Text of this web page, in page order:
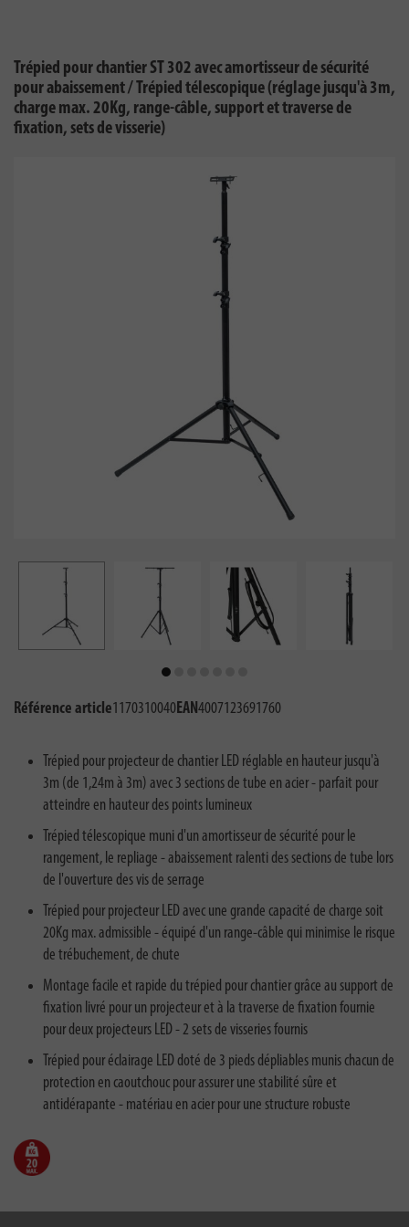
Trépied pour chantier ST 302 avec amortisseur de sécurité
pour abaissement / Trépied télescopique (réglage jusqu'à 3m,
charge max. 20Kg, range-câble, support et traverse de
fixation, sets de visserie)
Référence article1170310040EAN4007123691760
Trépied pour projecteur de chantier LED réglable en hauteur jusqu'à
3m (de 1,24m à 3m) avec 3 sections de tube en acier - parfait pour
atteindre en hauteur des points lumineux
Trépied télescopique muni d'un amortisseur de sécurité pour le
rangement, le repliage - abaissement ralenti des sections de tube lors
de l'ouverture des vis de serrage
Trépied pour projecteur LED avec une grande capacité de charge soit
20Kg max. admissible - équipé d'un range-câble qui minimise le risque
de trébuchement, de chute
Montage facile et rapide du trépied pour chantier grâce au support de
fixation livré pour un projecteur et à la traverse de fixation fournie
pour deux projecteurs LED - 2 sets de visseries fournis
Trépied pour éclairage LED doté de 3 pieds dépliables munis chacun de
protection en caoutchouc pour assurer une stabilité sûre et
antidérapante - matériau en acier pour une structure robuste